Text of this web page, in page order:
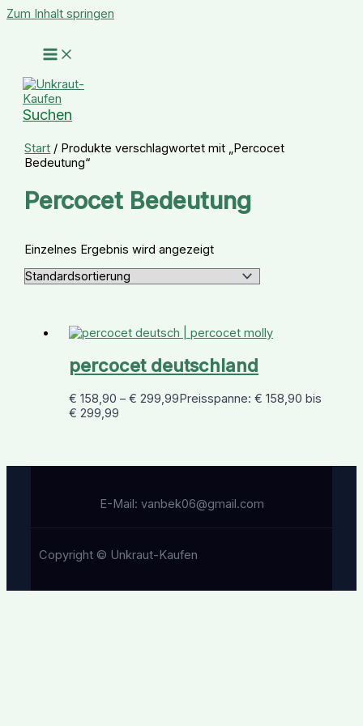
Zum Inhalt springen
Suchen
Start / Produkte verschlagwortet mit „Percocet
Bedeutung“
Percocet Bedeutung
Einzelnes Ergebnis wird angezeigt
percocet deutschland
€ 158,90 –€ 299,99Preisspanne: € 158,90 bis
€ 299,99
E-Mail: vanbek06@gmail.com
Copyright © Unkraut-Kaufen